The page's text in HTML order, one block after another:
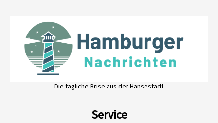
Die tägliche Brise aus der Hansestadt
Service